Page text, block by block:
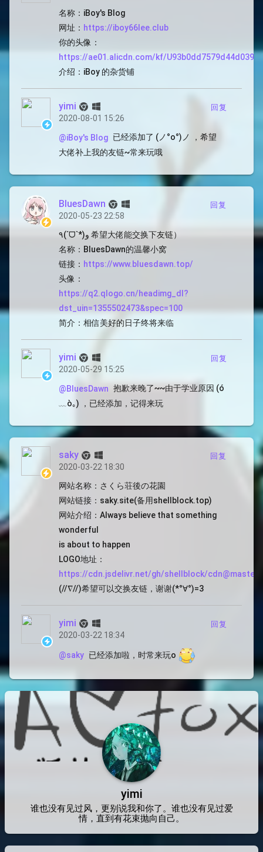
名称：iBoy's Blog
网址： https://iboy66lee.club
你的头像：
https://ae01.alicdn.com/kf/
介绍：iBoy 的杂货铺
yimi
2020-08-01 15:26
回复
@iBoy's Blog 已经添加了 (ノ°ο°)ノ ，希望
大佬补上我的友链~常来玩哦
BluesDawn
2020-05-23 22:58
回复
٩(ˊᗜˋ*)و 希望大佬能交换下友链）
名称：BluesDawn的温馨小窝
链接： https://www.bluesdawn.top/
头像：
https://q2.qlogo.cn/headimg_dl?
dst_uin=1355502473&spec=100
简介：相信美好的日子终将来临
yimi
2020-05-29 15:25
回复
@BluesDawn 抱歉来晚了~~由于学业原因 (ó
﹏ò｡) ，已经添加，记得来玩
saky
2020-03-22 18:30
回复
网站名称：さくら荘後の花園
网站链接：saky.site(备用shellblock.top)
网站介绍：Always believe that something
wonderful
is about to happen
LOGO地址：
https://cdn.jsdelivr.net/gh/shellblock/cdn@master/
(//∇//)希望可以交换友链，谢谢(*°∀°)=3
yimi
2020-03-22 18:34
回复
@saky 已经添加啦，时常来玩o
yimi
谁也没有见过风，更别说我和你了。谁也没有见过爱
情，直到有花束抛向自己。